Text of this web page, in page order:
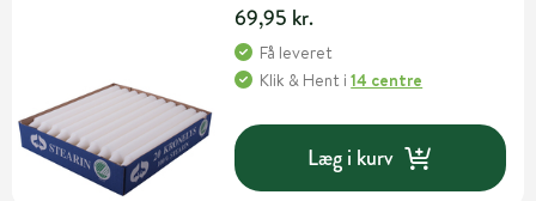
69,95 kr.
Få leveret
Klik & Hent i14 centre
Læg i kurv